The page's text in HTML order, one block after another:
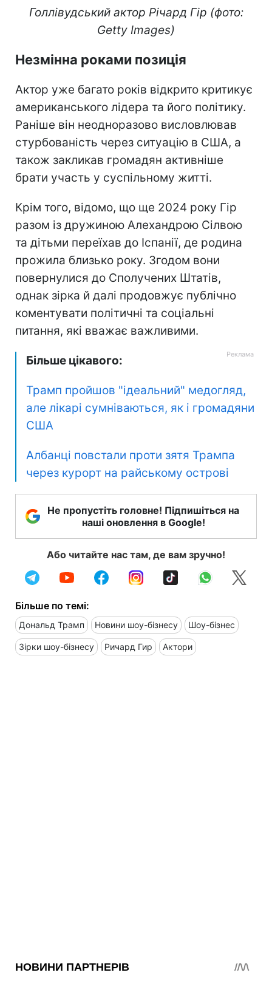
Голлівудський актор Річард Гір (фото:
Getty Images)
Незмінна роками позиція
Актор уже багато років відкрито критикує
американського лідера та його політику.
Раніше він неодноразово висловлював
стурбованість через ситуацію в США, а
також закликав громадян активніше
брати участь у суспільному житті.
Крім того, відомо, що ще 2024 року Гір
разом із дружиною Алехандрою Сілвою
та дітьми переїхав до Іспанії, де родина
прожила близько року. Згодом вони
повернулися до Сполучених Штатів,
однак зірка й далі продовжує публічно
коментувати політичні та соціальні
питання, які вважає важливими.
Більше цікавого:
Трамп пройшов "ідеальний" медогляд,
але лікарі сумніваються, як і громадяни
США
Албанці повстали проти зятя Трампа
через курорт на райському острові
Не пропустіть головне! Підпишіться на
наші оновлення в Google!
Або читайте нас там, де вам зручно!
Більше по темі:
Дональд Трамп Новини шоу-бізнесу Шоу-бізнес
Зірки шоу-бізнесу Ричард Гир Актори